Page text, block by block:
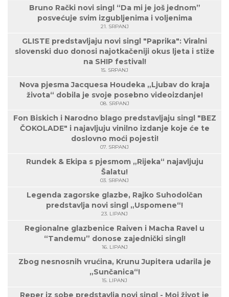
Bruno Rački novi singl “Da mi je još jednom”
posvećuje svim izgubljenima i voljenima
21. SRPANJ
GLISTE predstavljaju novi singl "Paprika": Viralni
slovenski duo donosi najotkačeniji okus ljeta i stiže
na SHIP festival!
15. SRPANJ
Nova pjesma Jacquesa Houdeka „Ljubav do kraja
života“ dobila je svoje posebno videoizdanje!
08. SRPANJ
Fon Biskich i Narodno blago predstavljaju singl "BEZ
ČOKOLADE" i najavljuju vinilno izdanje koje će te
doslovno moći pojesti!
07. SRPANJ
Rundek & Ekipa s pjesmom „Rijeka“ najavljuju
Šalatu!
03. SRPANJ
Legenda zagorske glazbe, Rajko Suhodolčan
predstavlja novi singl „Uspomene“!
23. LIPANJ
Regionalne glazbenice Raiven i Macha Ravel u
“Tandemu” donose zajednički singl!
16. LIPANJ
Zbog nesnosnih vrućina, Krunu Jupitera udarila je
„Sunčanica“!
15. LIPANJ
Reper iz sobe predstavlja novi singl - Moj život je